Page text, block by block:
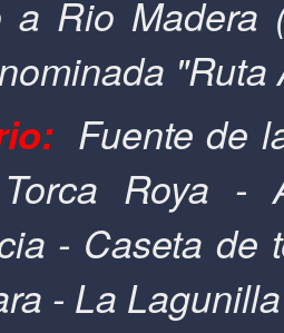
a Rio Madera
"Ruta
Fuente de
Roya -
- Caseta de
- La